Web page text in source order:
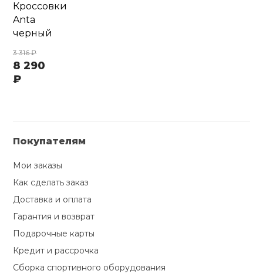
Кроссовки
Anta
черный
3 316 ₽
8 290
₽
Покупателям
Мои заказы
Как сделать заказ
Доставка и оплата
Гарантия и возврат
Подарочные карты
Кредит и рассрочка
Сборка спортивного оборудования